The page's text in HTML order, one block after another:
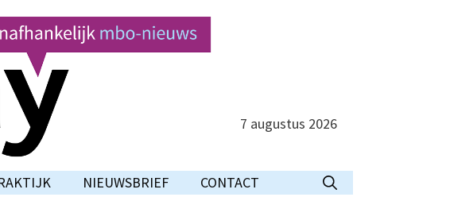
7 augustus 2026
NIEUWSBRIEF CONTACT